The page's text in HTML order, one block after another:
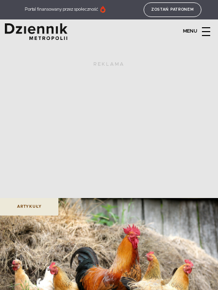
Portal finansowany przez społeczność ZOSTAŃ PATRONEM
MENU
REKLAMA
ARTYKUŁY